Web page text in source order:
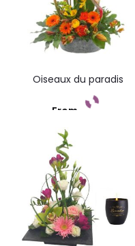
Oiseaux du paradis
From
Add to cart